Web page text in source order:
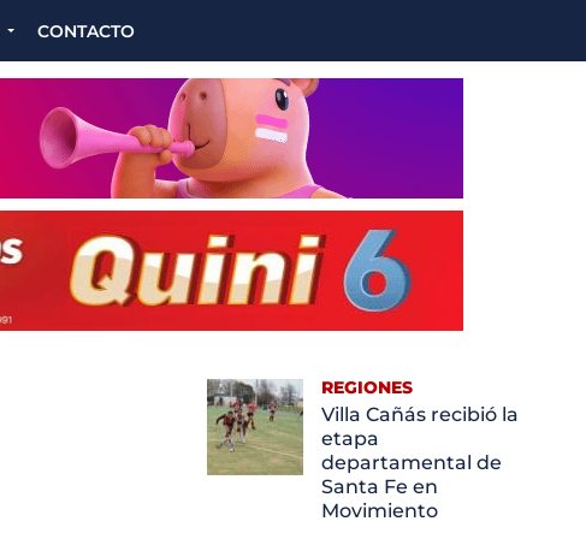
CONTACTO
REGIONES
Villa Cañás recibió la
etapa
departamental de
Santa Fe en
Movimiento